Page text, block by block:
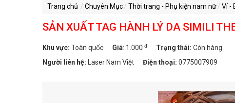
Trang chủ Chuyên Mục Thời trang - Phụ kiện nam nữ Ví -
SẢN XUẤT TAG HÀNH LÝ DA SIMILI
Khu vực: Toàn quốc Giá: 1.000 đ Trạng thái: Còn hàng
Người liên hệ: Laser Nam Việt Điện thoại: 0775007909